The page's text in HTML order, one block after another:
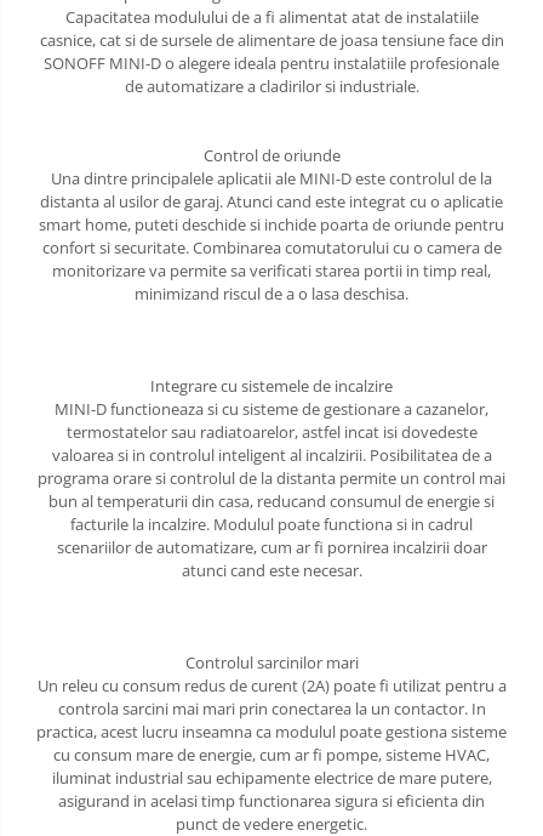
Capacitatea modulului de a fi alimentat atat de instalatiile
casnice, cat si de sursele de alimentare de joasa tensiune face din
SONOFF MINI-D o alegere ideala pentru instalatiile profesionale
de automatizare a cladirilor si industriale.
Control de oriunde
Una dintre principalele aplicatii ale MINI-D este controlul de la
distanta al usilor de garaj. Atunci cand este integrat cu o aplicatie
smart home, puteti deschide si inchide poarta de oriunde pentru
confort si securitate. Combinarea comutatorului cu o camera de
monitorizare va permite sa verificati starea portii in timp real,
minimizand riscul de a o lasa deschisa.
Integrare cu sistemele de incalzire
MINI-D functioneaza si cu sisteme de gestionare a cazanelor,
termostatelor sau radiatoarelor, astfel incat isi dovedeste
valoarea si in controlul inteligent al incalzirii. Posibilitatea de a
programa orare si controlul de la distanta permite un control mai
bun al temperaturii din casa, reducand consumul de energie si
facturile la incalzire. Modulul poate functiona si in cadrul
scenariilor de automatizare, cum ar fi pornirea incalzirii doar
atunci cand este necesar.
Controlul sarcinilor mari
Un releu cu consum redus de curent (2A) poate fi utilizat pentru a
controla sarcini mai mari prin conectarea la un contactor. In
practica, acest lucru inseamna ca modulul poate gestiona sisteme
cu consum mare de energie, cum ar fi pompe, sisteme HVAC,
iluminat industrial sau echipamente electrice de mare putere,
asigurand in acelasi timp functionarea sigura si eficienta din
punct de vedere energetic.